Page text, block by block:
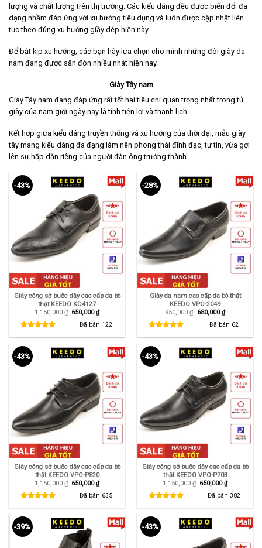
lượng và chất lượng trên thị trường. Các kiểu dáng đều được biến đổi đa
dạng nhầm đáp ứng với xu hướng tiêu dụng và luôn được cập nhật liên
tục theo đúng xu hướng giầy dép hiện này
Để bắt kịp xu hướng, các bạn hãy lựa chọn cho mình những đôi giày da
nam đang được săn đón nhiều nhát hiện nay.
Giày Tây nam
Giày Tây nam đang đáp ứng rất tốt hai tiêu chí quan trọng nhất trong tủ
giày của nam giới ngày nay là tính tiện lợi và thanh lịch
Kết hơp giữa kiểu dáng truyền thống và xu hướng của thời đại, mẫu giày
tây mang kiểu dáng đa đạng làm nên phong thái đĩnh đạc, tự tin, vừa gợi
lên sự hấp dẫn riêng của người đàn ông trưởng thành.
-43%
Giày công sở buộc dây cao cấp da bò
thật KEEDO KD4127
1,150,000₫ Giá
650,000₫Giá
hiện
tại
Đã bán 122
-28%
Giày da nam cao cấp da bò thật
KEEDO VPO-2049
950,000₫ Giá
680,000₫Giá
hiện
tại
Đã bán 62
-43%
Giày công sở buộc dây cao cấp da bò
thật KEEDO VPO-P820
1,150,000₫ Giá
1,150,000 ₫.
650,000₫Giá
hiện
tại
là:
650,000 ₫.
Đã bán 635
-43%
Giày công sở buộc dây cao cấp da bò
thật KEEDO VPO-P703
1,150,000₫ Giá
1,150,000 ₫.
650,000₫Giá
hiện
tại
là:
650,000 ₫.
Đã bán 382
-39% -43%